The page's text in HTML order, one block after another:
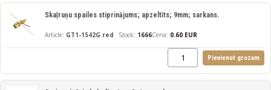
GT1-1542G red
Skaļruņu spailes stiprinājums; apzeltīts; 9mm; sarkans.
1666Cena: 0.60 EUR
Pievienot grozam